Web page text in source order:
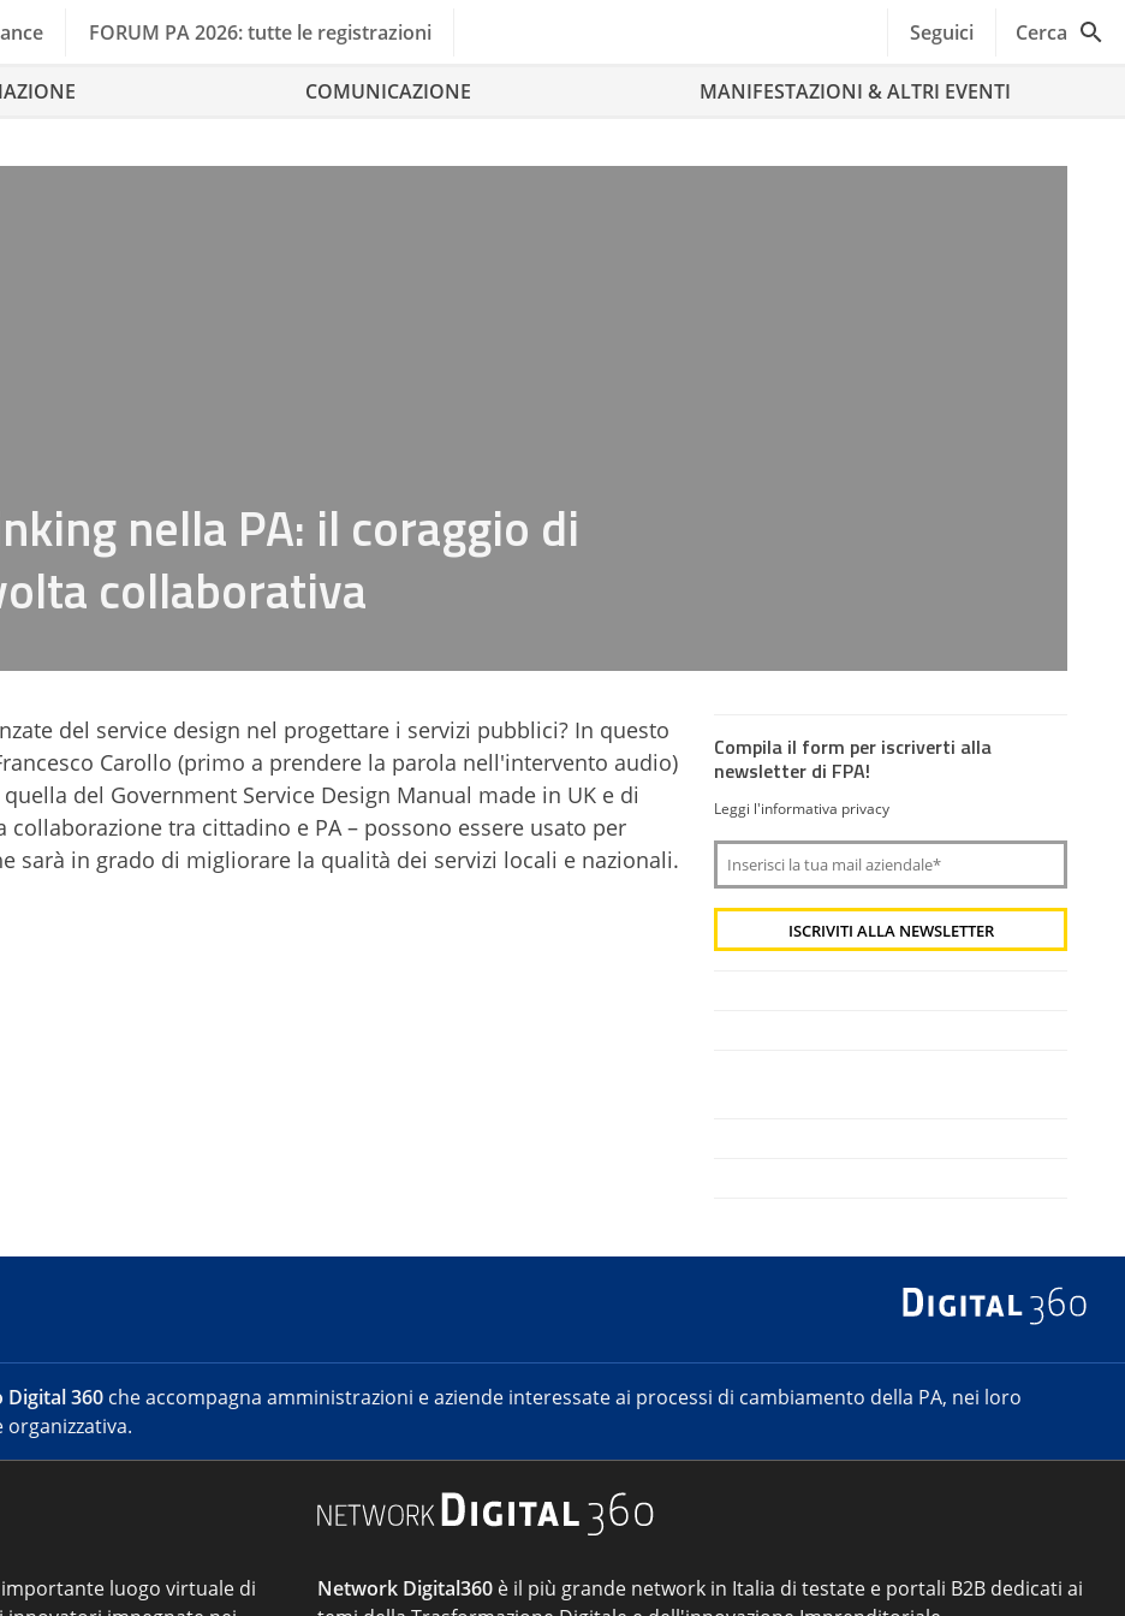
FORUM PA 2026: tutte le registrazioni Seguici Cerca
COMUNICAZIONE MANIFESTAZIONI & ALTRI EVENTI
nella PA: il coraggio di
collaborativa
del service design nel progettare i servizi pubblici? In questo
Carollo (primo a prendere la parola nell'intervento audio)
del Government Service Design Manual made in UK e di
tra cittadino e PA – possono essere usato per
sarà in grado di migliorare la qualità dei servizi locali e nazionali.
Compila il form per iscriverti alla
newsletter di FPA!
Leggi l'informativa privacy
Digital 360 che accompagna amministrazioni e aziende interessate ai processi di cambiamento della PA, nei loro
importante luogo virtuale di
Network Digital360 è il più grande network in Italia di testate e portali B2B dedicati ai